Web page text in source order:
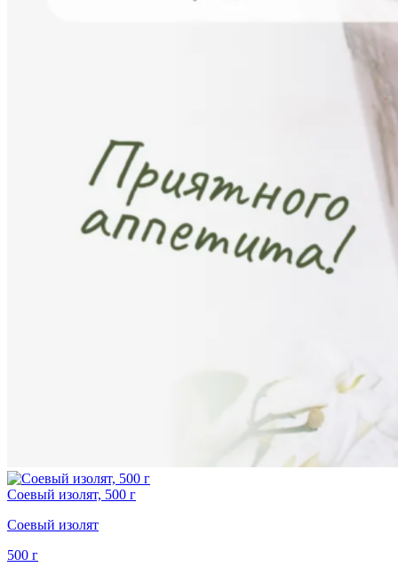
Соевый изолят, 500 г
Соевый изолят
500 г